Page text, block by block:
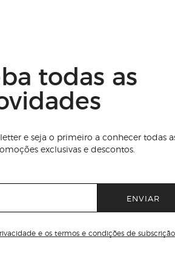
todas as
e seja o primeiro a conhecer todas
exclusivas e descontos.
ENVIAR
e os termos e condições de subscrição